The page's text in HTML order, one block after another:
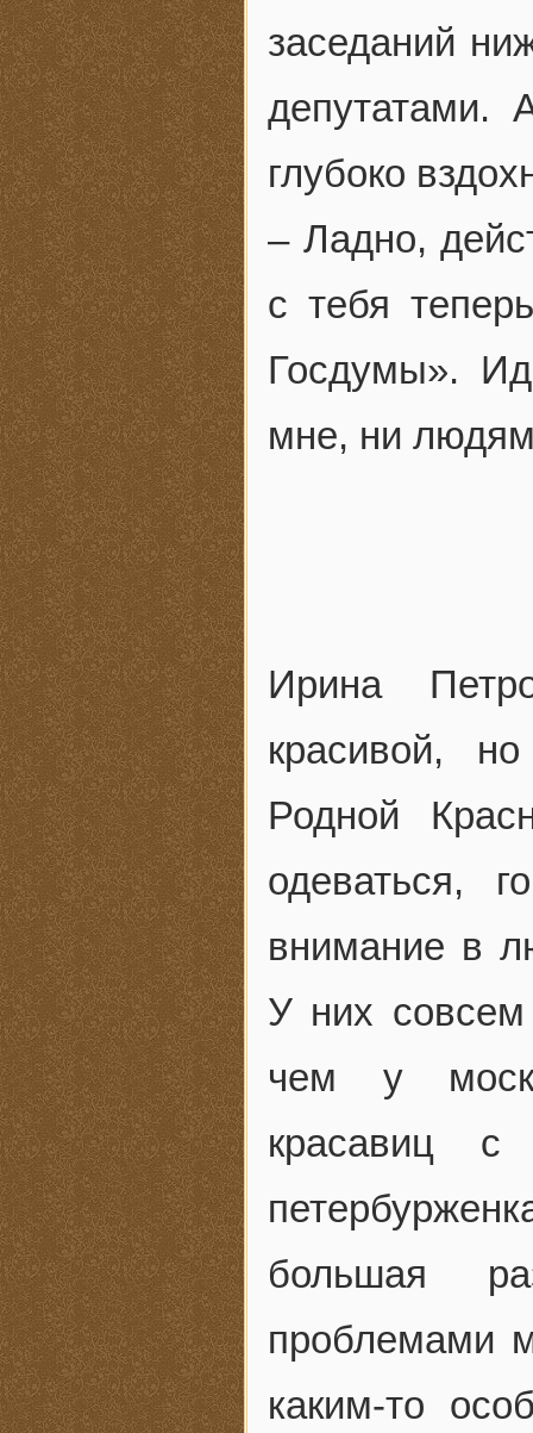
заседаний
депутатами.
глубоко
– Ладно,
с тебя
Госдумы».
мне, ни
Ирина
красивой,
Родной
одеваться,
внимание в
У них совсем
чем у
красавиц с
большая
проблемами
каким-то